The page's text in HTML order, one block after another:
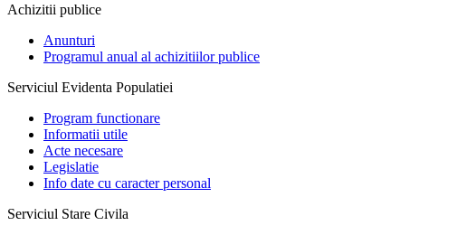
Achizitii publice
Anunturi
Programul anual al achizitiilor publice
Serviciul Evidenta Populatiei
Program functionare
Informatii utile
Acte necesare
Legislatie
Info date cu caracter personal
Serviciul Stare Civila